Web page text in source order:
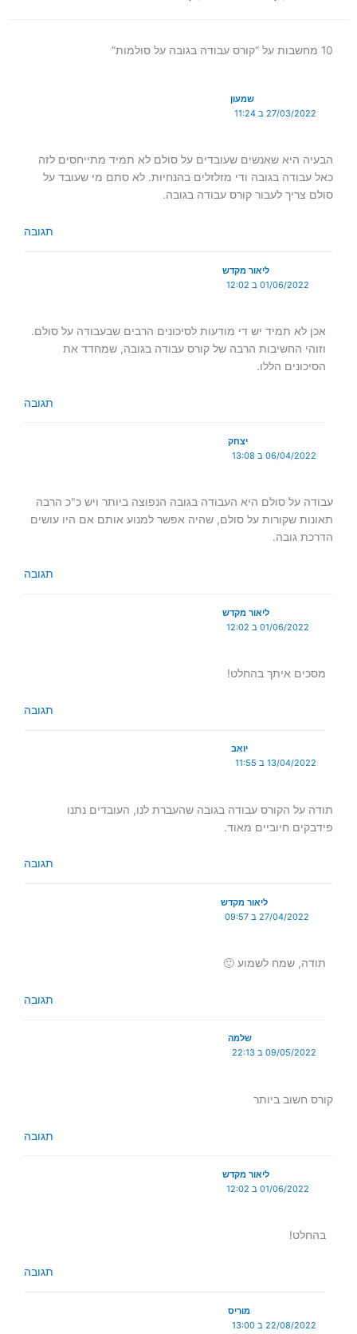
10 מחשבות על “קורס עבודה בגובה על סולמות”
שמעון
27/03/2022 ב 11:24
הבעיה היא שאנשים שעובדים על סולם לא תמיד מתייחסים לזה
כאל עבודה בגובה ודי מזלזלים בהנחיות. לא סתם מי שעובד על
סולם צריך לעבור קורס עבודה בגובה.
תגובה
ליאור מקדש
01/06/2022 ב 12:02
אכן לא תמיד יש די מודעות לסיכונים הרבים שבעבודה על סולם.
וזוהי החשיבות הרבה של קורס עבודה בגובה, שמחדד את
הסיכונים הללו.
תגובה
יצחק
06/04/2022 ב 13:08
עבודה על סולם היא העבודה בגובה הנפוצה ביותר ויש כ"כ הרבה
תאונות שקורות על סולם, שהיה אפשר למנוע אותם אם היו עושים
הדרכת גובה.
תגובה
ליאור מקדש
01/06/2022 ב 12:02
מסכים איתך בהחלט!
תגובה
יואב
13/04/2022 ב 11:55
תודה על הקורס עבודה בגובה שהעברת לנו, העובדים נתנו
פידבקים חיוביים מאוד.
תגובה
ליאור מקדש
27/04/2022 ב 09:57
תודה, שמח לשמוע 🙂
תגובה
שלמה
09/05/2022 ב 22:13
קורס חשוב ביותר
תגובה
ליאור מקדש
01/06/2022 ב 12:02
בהחלט!
תגובה
מוריס
22/08/2022 ב 13:00